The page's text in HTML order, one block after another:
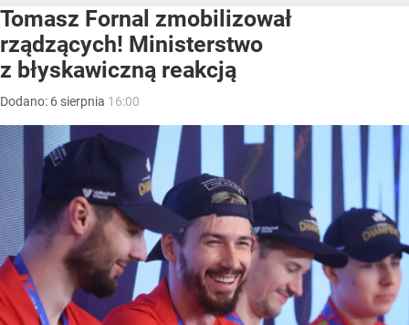
Tomasz Fornal zmobilizował
rządzących! Ministerstwo
z błyskawiczną reakcją
Dodano: 6 sierpnia 16:00